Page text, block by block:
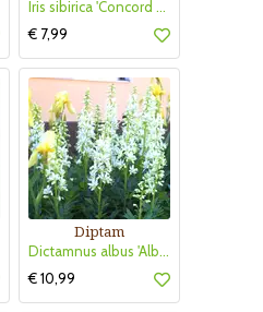
Iris sibirica 'Concord Crush'
€ 7,99
Diptam
Dictamnus albus 'Albiflorus'
€ 10,99